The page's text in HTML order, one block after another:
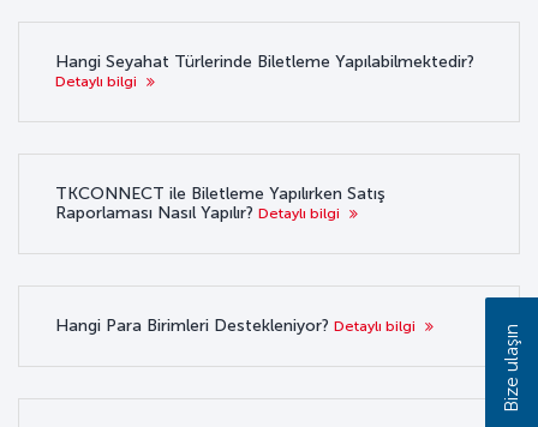
Hangi Seyahat Türlerinde Biletleme Yapılabilmektedir?
Detaylı bilgi
TKCONNECT ile Biletleme Yapılırken Satış
Raporlaması Nasıl Yapılır? Detaylı bilgi
Hangi Para Birimleri Destekleniyor? Detaylı bilgi Bize ulaşın